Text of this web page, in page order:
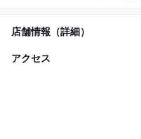
店舗情報（詳細）
アクセス